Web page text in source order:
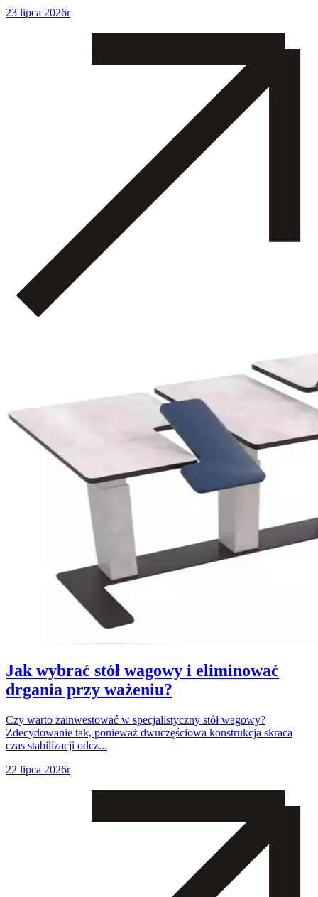
23 lipca 2026r
Jak wybrać stół wagowy i eliminować
drgania przy ważeniu?
Czy warto zainwestować w specjalistyczny stół wagowy?
Zdecydowanie tak, ponieważ dwuczęściowa konstrukcja skraca
czas stabilizacji odcz...
22 lipca 2026r